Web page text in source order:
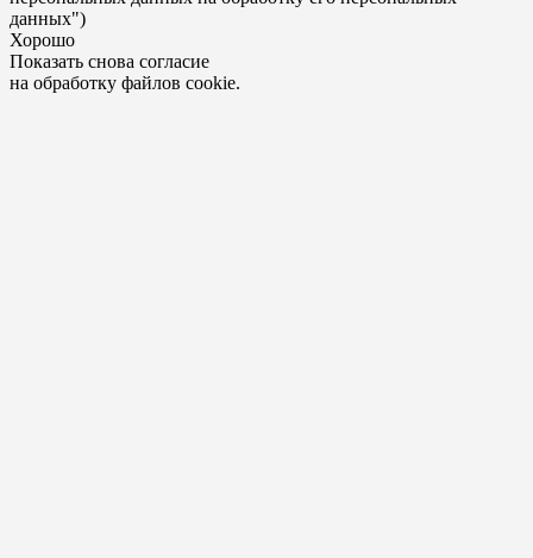
данных")
Хорошо
Показать снова согласие
на обработку файлов cookie.